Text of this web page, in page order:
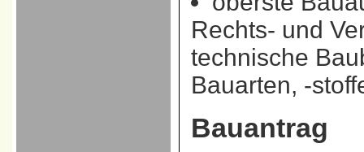
Rechts- und
technische
Bauarten, -
Bauantrag